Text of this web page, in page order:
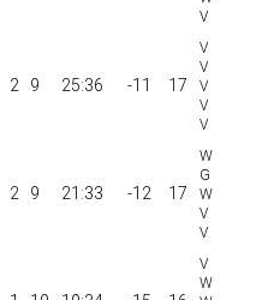
2 9 25:36 -11 17
2 9 21:33 -12 17